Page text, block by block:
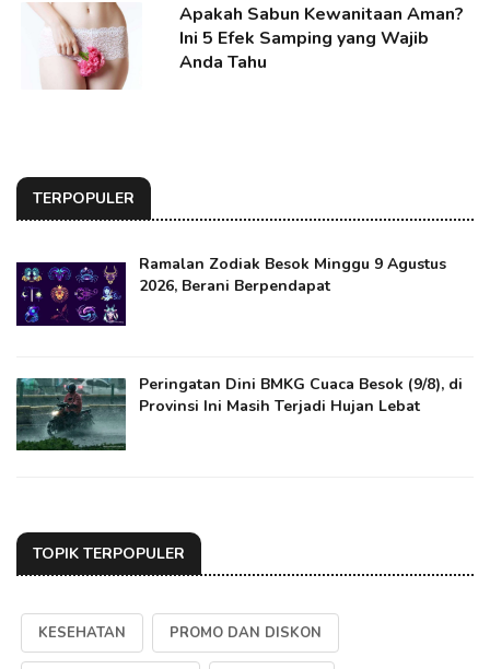
Apakah Sabun Kewanitaan Aman?
Ini 5 Efek Samping yang Wajib
Anda Tahu
TERPOPULER
Ramalan Zodiak Besok Minggu 9 Agustus
2026, Berani Berpendapat
Peringatan Dini BMKG Cuaca Besok (9/8), di
Provinsi Ini Masih Terjadi Hujan Lebat
TOPIK TERPOPULER
KESEHATAN PROMO DAN DISKON